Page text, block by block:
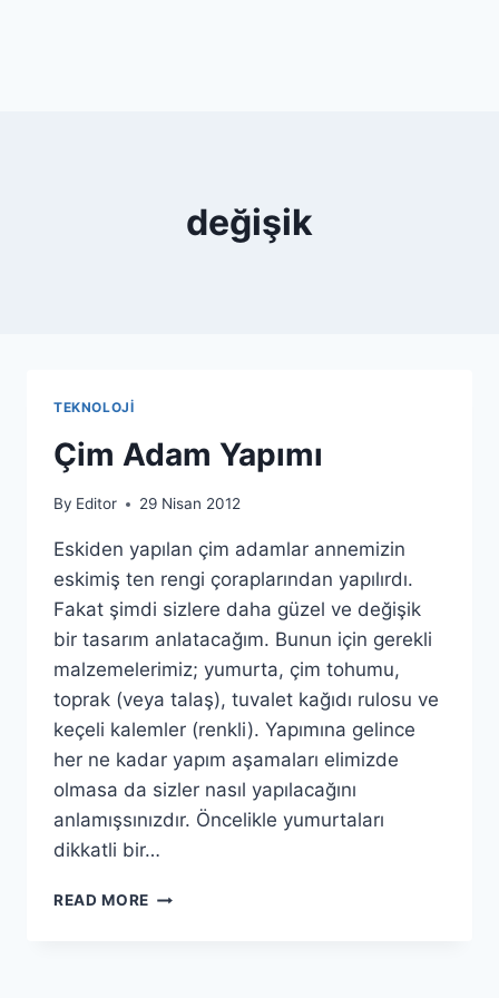
değişik
TEKNOLOJI
Çim Adam Yapımı
By Editor 29 Nisan 2012
Eskiden yapılan çim adamlar annemizin
eskimiş ten rengi çoraplarından yapılırdı.
Fakat şimdi sizlere daha güzel ve değişik
bir tasarım anlatacağım. Bunun için gerekli
malzemelerimiz; yumurta, çim tohumu,
toprak (veya talaş), tuvalet kağıdı rulosu ve
keçeli kalemler (renkli). Yapımına gelince
her ne kadar yapım aşamaları elimizde
olmasa da sizler nasıl yapılacağını
anlamışsınızdır. Öncelikle yumurtaları
dikkatli bir…
READ MORE ÇIM